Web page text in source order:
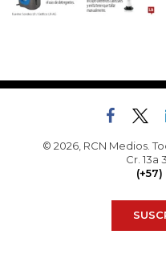
© 2026, RCN Medios.
Cr. 13a